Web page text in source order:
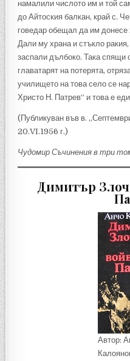
намалили числото им и той
до Айтоския балкан, край с.
говедар обещал да им
Дали му храна и стъкло
заспали дълбоко. Така спящи
главатарят на потерята,
училището на това село се
Христо Н. Патрев“ и това е
(Публикуван във в.
20.VI.1956 г.)
Чудомир Съчинения в три
Димитър
Автор: